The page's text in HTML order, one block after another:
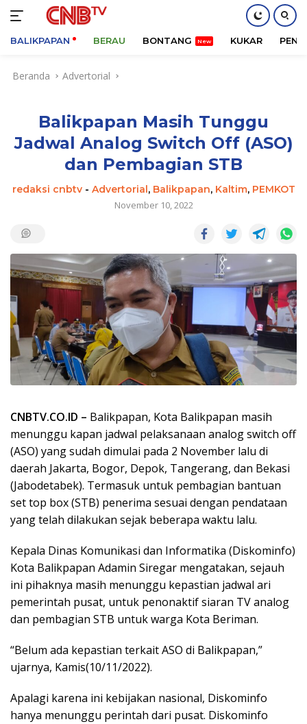
BALIKPAPAN BERAU BONTANG KUKAR
Beranda Advertorial
Balikpapan Masih Tunggu
Jadwal Analog Switch Off (ASO)
dan Pembagian STB
redaksi cnbtv- Advertorial, Balikpapan, Kaltim, PEMKOT
November 10, 2022
CNBTV.CO.ID – Balikpapan, Kota Balikpapan masih
menunggu kapan jadwal pelaksanaan analog switch off
(ASO) yang sudah dimulai pada 2 November lalu di
daerah Jakarta, Bogor, Depok, Tangerang, dan Bekasi
(Jabodetabek). Termasuk untuk pembagian bantuan
set top box (STB) penerima sesuai dengan pendataan
yang telah dilakukan sejak beberapa waktu lalu.
Kepala Dinas Komunikasi dan Informatika (Diskominfo)
Kota Balikpapan Adamin Siregar mengatakan, sejauh
ini pihaknya masih menunggu kepastian jadwal ari
pemerintah pusat, untuk penonaktif siaran TV analog
dan pembagian STB untuk warga Kota Beriman.
“Belum ada kepastian terkait ASO di Balikpapan,”
ujarnya, Kamis(10/11/2022).
Apalagi karena ini kebijakan nasional, Diskominfo
hanya menunggu perintah dari pusat. Diskominfo